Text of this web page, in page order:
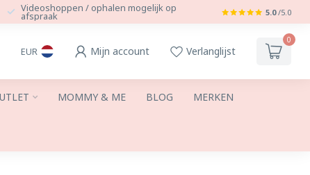
Videoshoppen / ophalen mogelijk op
afspraak 5.0 /5.0
EUR Mijn account Verlanglijst
0
MOMMY & ME BLOG MERKEN